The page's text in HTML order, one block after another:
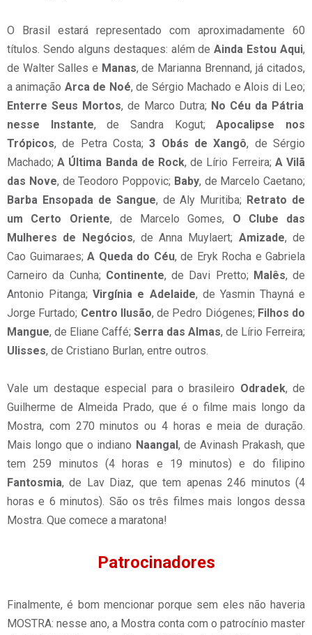
O Brasil estará representado com aproximadamente 60
títulos. Sendo alguns destaques: além deAinda Estou Aqui,
de Walter Salles e Manas, de Marianna Brennand, já citados,
a animação Arca de Noé, de Sérgio Machado e Alois di Leo;
Enterre Seus Mortos, de Marco Dutra; No Céu da Pátria
nesse Instante, de Sandra Kogut;Apocalipse nos
Trópicos, de Petra Costa;3 Obás de Xangô, de Sérgio
Machado;A Última Banda de Rock, de Lírio Ferreira; A Vilã
das Nove, de Teodoro Poppovic; Baby, de Marcelo Caetano;
Barba Ensopada de Sangue, de Aly Muritiba; Retrato de
um Certo Oriente, de Marcelo Gomes, O Clube das
Mulheres de Negócios, de Anna Muylaert; Amizade, de
Cao Guimaraes; A Queda do Céu, de Eryk Rocha e Gabriela
Carneiro da Cunha; Continente, de Davi Pretto; Malês, de
Antonio Pitanga;Virgínia e Adelaide, de Yasmin Thayná e
Jorge Furtado; Centro Ilusão, de Pedro Diógenes; Filhos do
Mangue, de Eliane Caffé; Serra das Almas, de Lírio Ferreira;
Ulisses, de Cristiano Burlan, entre outros.
Vale um destaque especial para o brasileiro Odradek, de
Guilherme de Almeida Prado, que é o filme mais longo da
Mostra, com 270 minutos ou 4 horas e meia de duração.
Mais longo que o indiano Naangal, de Avinash Prakash, que
tem 259 minutos (4 horas e 19 minutos) e do filipino
Fantosmia, de Lav Diaz, que tem apenas 246 minutos (4
horas e 6 minutos). São os três filmes mais longos dessa
Mostra. Que comece a maratona!
Patrocinadores
Finalmente, é bom mencionar porque sem eles não haveria
MOSTRA: nesse ano, a Mostra conta com o patrocínio master